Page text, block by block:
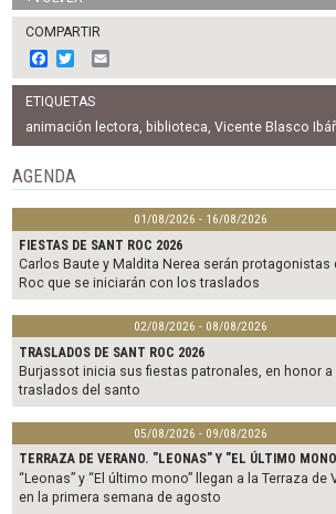
COMPARTIR
F
a
c
e
b
o
o
k
w
i
t
t
e
m
l
ETIQUETAS
animación lectora, biblioteca,Vicente Blasco
AGENDA
01/08/2026 - 16/08/2026
FIESTAS DE SANT ROC 2026
Carlos Baute y Maldita Nerea serán protagonistas
Roc que se iniciarán con los traslados
02/08/2026 - 08/08/2026
TRASLADOS DE SANT ROC 2026
Burjassot inicia sus fiestas patronales, en honor a
traslados del santo
05/08/2026 - 09/08/2026
TERRAZA DE VERANO. "LEONAS" Y "EL ÚLTIMO
“Leonas” y “El último mono” llegan a la Terraza
en la primera semana de agosto